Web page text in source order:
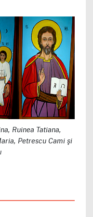
Ruinea Tatiana,
Petrescu Cami şi